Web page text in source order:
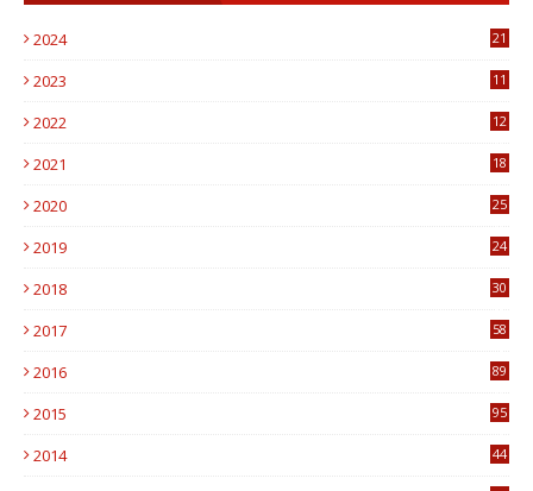
2024 21
2023
11
2022
12
2021
18
2020
25
2019
24
2018
30
2017
58
2016
89
2015
95
2014
44